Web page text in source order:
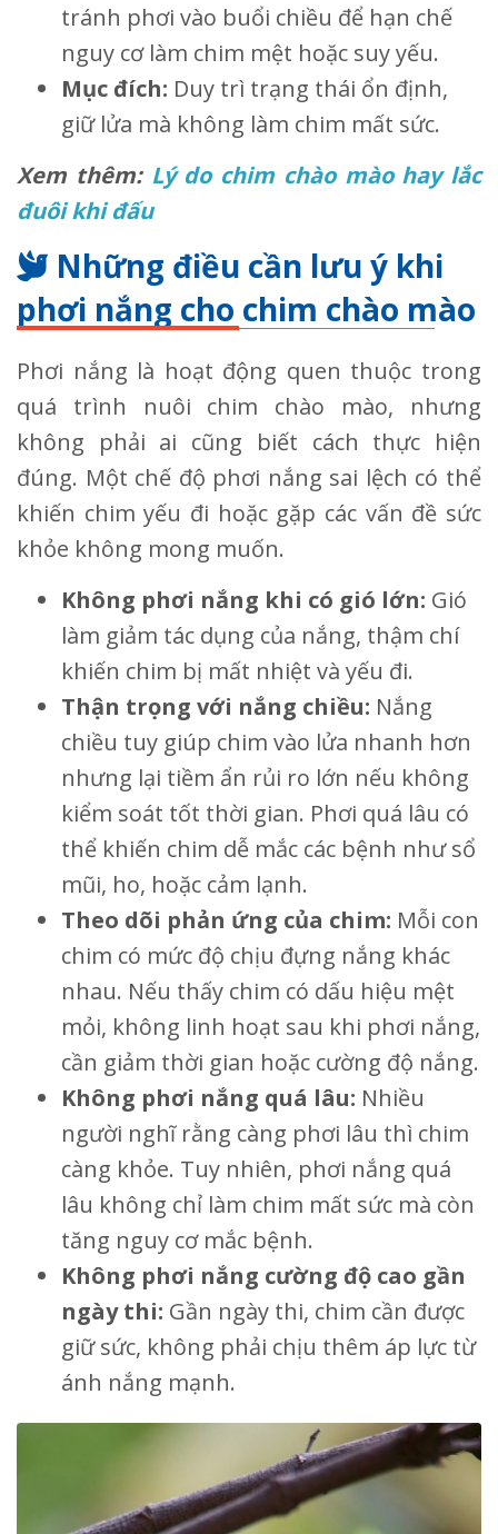
tránh phơi vào buổi chiều để hạn chế
nguy cơ làm chim mệt hoặc suy yếu.
Mục đích: Duy trì trạng thái ổn định,
giữ lửa mà không làm chim mất sức.
Xem thêm: Lý do chim chào mào hay lắc
đuôi khi đấu
Những điều cần lưu ý khi
phơi nắng cho chim chào mào
Phơi nắng là hoạt động quen thuộc trong
quá trình nuôi chim chào mào, nhưng
không phải ai cũng biết cách thực hiện
đúng. Một chế độ phơi nắng sai lệch có thể
khiến chim yếu đi hoặc gặp các vấn đề sức
khỏe không mong muốn.
Không phơi nắng khi có gió lớn: Gió
làm giảm tác dụng của nắng, thậm chí
khiến chim bị mất nhiệt và yếu đi.
Thận trọng với nắng chiều: Nắng
chiều tuy giúp chim vào lửa nhanh hơn
nhưng lại tiềm ẩn rủi ro lớn nếu không
kiểm soát tốt thời gian. Phơi quá lâu có
thể khiến chim dễ mắc các bệnh như sổ
mũi, ho, hoặc cảm lạnh.
Theo dõi phản ứng của chim: Mỗi con
chim có mức độ chịu đựng nắng khác
nhau. Nếu thấy chim có dấu hiệu mệt
mỏi, không linh hoạt sau khi phơi nắng,
cần giảm thời gian hoặc cường độ nắng.
Không phơi nắng quá lâu: Nhiều
người nghĩ rằng càng phơi lâu thì chim
càng khỏe. Tuy nhiên, phơi nắng quá
lâu không chỉ làm chim mất sức mà còn
tăng nguy cơ mắc bệnh.
Không phơi nắng cường độ cao gần
ngày thi: Gần ngày thi, chim cần được
giữ sức, không phải chịu thêm áp lực từ
ánh nắng mạnh.